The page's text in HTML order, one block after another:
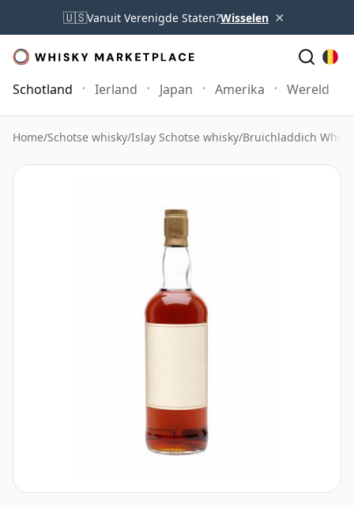
🇺🇸Vanuit Verenigde Staten?Wisselen ×
Schotland Ierland Japan Amerika Wereld
Home/Schotse whisky/Islay Schotse whisky/Bruichladdich